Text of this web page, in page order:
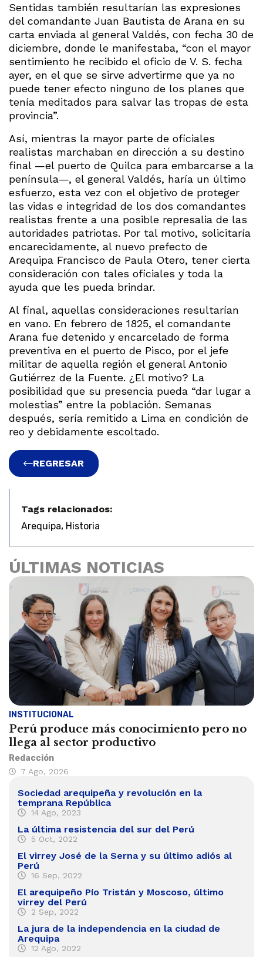
Sentidas también resultarían las expresiones
del comandante Juan Bautista de Arana en su
carta enviada al general Valdés, con fecha 30 de
diciembre, donde le manifestaba, “con el mayor
sentimiento he recibido el oficio de V. S. fecha
ayer, en el que se sirve advertirme que ya no
puede tener efecto ninguno de los planes que
tenía meditados para salvar las tropas de esta
provincia”.
Así, mientras la mayor parte de oficiales
realistas marchaban en dirección a su destino
final —el puerto de Quilca para embarcarse a la
península—, el general Valdés, haría un último
esfuerzo, esta vez con el objetivo de proteger
las vidas e integridad de los dos comandantes
realistas frente a una posible represalia de las
autoridades patriotas. Por tal motivo, solicitaría
encarecidamente, al nuevo prefecto de
Arequipa Francisco de Paula Otero, tener cierta
consideración con tales oficiales y toda la
ayuda que les pueda brindar.
Al final, aquellas consideraciones resultarían
en vano. En febrero de 1825, el comandante
Arana fue detenido y encarcelado de forma
preventiva en el puerto de Pisco, por el jefe
militar de aquella región el general Antonio
Gutiérrez de la Fuente. ¿El motivo? La
posibilidad que su presencia pueda “dar lugar a
molestias” entre la población. Semanas
después, sería remitido a Lima en condición de
reo y debidamente escoltado.
REGRESAR
Tags relacionados:
Arequipa, Historia
ÚLTIMAS NOTICIAS
INSTITUCIONAL
Perú produce más conocimiento pero no
llega al sector productivo
Redacción
7 Ago, 2026
Sociedad arequipeña y revolución en la
temprana República
14 Ago, 2023
La última resistencia del sur del Perú
5 Oct, 2022
El virrey José de la Serna y su último adiós al
Perú
16 Sep, 2022
El arequipeño Pío Tristán y Moscoso, último
virrey del Perú
2 Sep, 2022
La jura de la independencia en la ciudad de
Arequipa
12 Ago, 2022